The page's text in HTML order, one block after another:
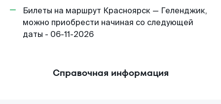
Билеты на маршрут Красноярск — Геленджик,
можно приобрести начиная со следующей
даты - 06-11-2026
Справочная информация